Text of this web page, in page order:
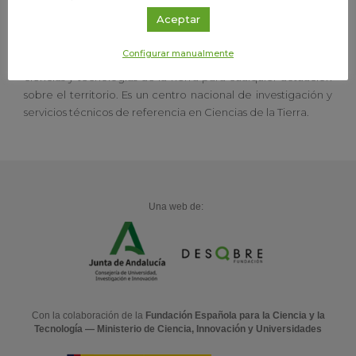
El CN IGME tiene como misión proporcionar a la
Administración del Estado o de las Comunidades
conocimiento y la información precisa en relación con las
sobre el territorio. Es un centro nacional de investigación y
servicios técnicos de referencia en Ciencias de la Tierra.
Una web de:
Con la colaboración de la Fundación Española para la Ciencia y la
Tecnología — Ministerio de Ciencia, Innovación y Universidades
Aceptar
Configurar manualmente